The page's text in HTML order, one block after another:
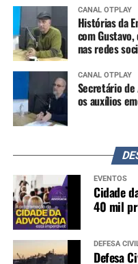
CANAL OTPLAY
Histórias da
com
nas redes
CANAL OTPLAY
Secretário de
os auxílios
EVENTOS
Cidade
40 mil
DEFESA
Defesa